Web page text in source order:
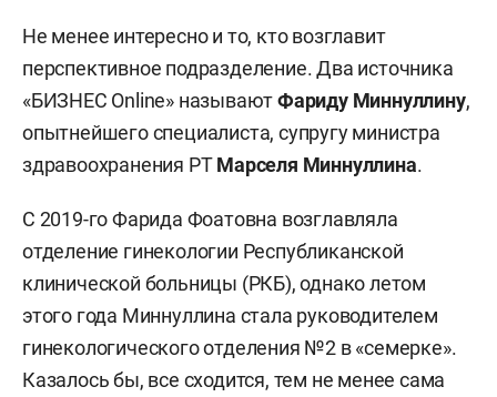
Не менее интересно и то, кто возглавит
перспективное подразделение. Два источника
«БИЗНЕС Online» называютФариду Миннуллину,
опытнейшего специалиста, супругу министра
здравоохранения РТМарселя Миннуллина.
С 2019-го Фарида Фоатовна возглавляла
отделение гинекологии Республиканской
клинической больницы (РКБ), однако летом
этого года Миннуллина стала руководителем
гинекологического отделения №2 в «семерке».
Казалось бы, все сходится, тем не менее сама